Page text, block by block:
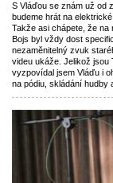
S Vláďou se znám už od
budeme hrát na
Takže asi chápete, že na
Bojs byl vždy dost
nezaměnitelný zvuk
videu ukáže. Jelikož jsou
vyzpovídal jsem Vláďu i
na pódiu, skládání hudby